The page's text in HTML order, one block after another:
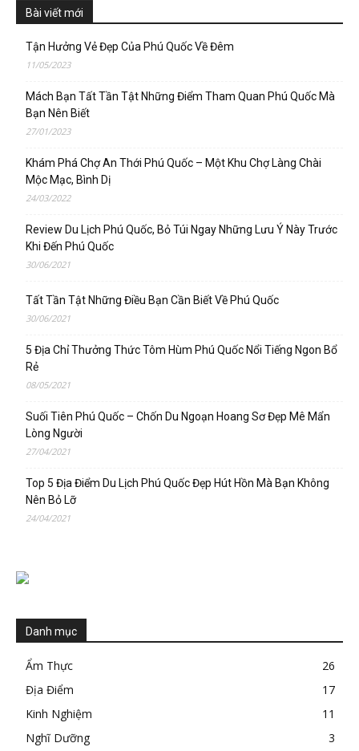
Bài viết mới
Tận Hưởng Vẻ Đẹp Của Phú Quốc Về Đêm
11/05/2023
Mách Bạn Tất Tần Tật Những Điểm Tham Quan Phú Quốc Mà
Bạn Nên Biết
27/01/2023
Khám Phá Chợ An Thới Phú Quốc – Một Khu Chợ Làng Chài
Mộc Mạc, Bình Dị
24/03/2022
Review Du Lịch Phú Quốc, Bỏ Túi Ngay Những Lưu Ý Này Trước
Khi Đến Phú Quốc
30/06/2021
Tất Tần Tật Những Điều Bạn Cần Biết Về Phú Quốc
30/06/2021
5 Địa Chỉ Thưởng Thức Tôm Hùm Phú Quốc Nổi Tiếng Ngon Bổ
Rẻ
08/05/2021
Suối Tiên Phú Quốc – Chốn Du Ngoạn Hoang Sơ Đẹp Mê Mẩn
Lòng Người
27/04/2021
Top 5 Địa Điểm Du Lịch Phú Quốc Đẹp Hút Hồn Mà Bạn Không
Nên Bỏ Lỡ
24/04/2021
Danh mục
Ẩm Thực
26
Địa Điểm
17
Kinh Nghiệm
11
Nghĩ Dưỡng
3